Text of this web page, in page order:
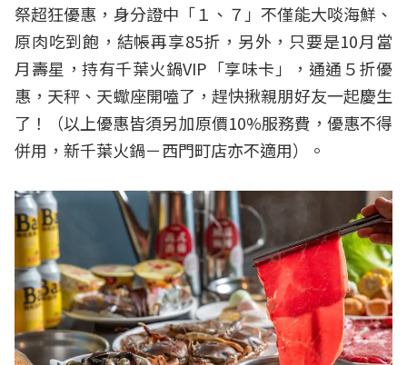
祭超狂優惠，身分證中「１、７」不僅能大啖海鮮、
原肉吃到飽，結帳再享85折，另外，只要是10月當
月壽星，持有千葉火鍋VIP「享味卡」，通通５折優
惠，天秤、天蠍座開嗑了，趕快揪親朋好友一起慶生
了！（以上優惠皆須另加原價10%服務費，優惠不得
併用，新千葉火鍋－西門町店亦不適用）。